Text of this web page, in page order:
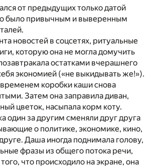
от предыдущих только датой
было привычным и выверенным
новостей в соцсетях, ритуальные
которую она не могла домучить
остатками вчерашнего
экономией («не выкидывать же!»).
коробки каши снова
Затем она заправила диван,
цветок, насыпала корм коту.
один за другим сменяли друг друга
о политике, экономике, кино,
Даша иногда поднимала голову,
фразы из общего потока речи,
что происходило на экране, она